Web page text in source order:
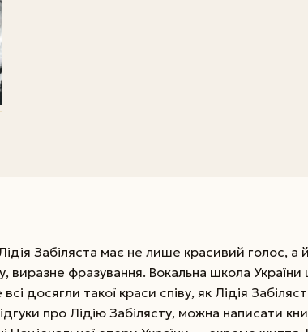
Забіляста має не лише красивий голос, а
виразне фразування. Вокальна школа
досягли такої краси співу, як Лідія
про Лідію Забілясту, можна написати